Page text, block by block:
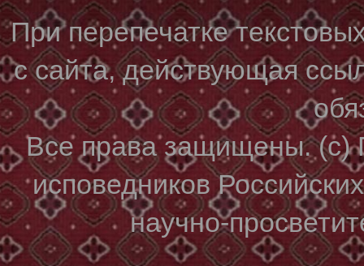
При перепечатке
с сайта, действующая
Все права защищены. (с)
исповедников
научно-